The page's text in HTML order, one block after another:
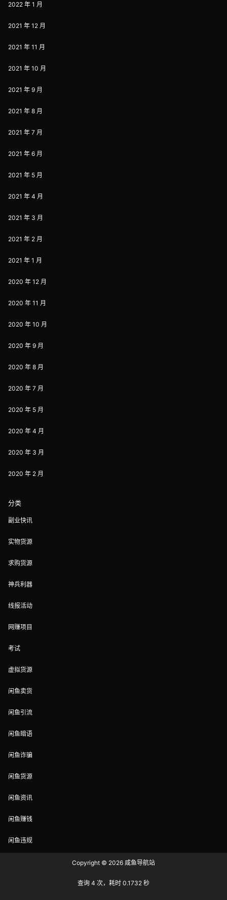
2022 年 1 月
2021 年 12 月
2021 年 11 月
2021 年 10 月
2021 年 9 月
2021 年 8 月
2021 年 7 月
2021 年 6 月
2021 年 5 月
2021 年 4 月
2021 年 3 月
2021 年 2 月
2021 年 1 月
2020 年 12 月
2020 年 11 月
2020 年 10 月
2020 年 9 月
2020 年 8 月
2020 年 7 月
2020 年 5 月
2020 年 4 月
2020 年 3 月
2020 年 2 月
分类
副业快讯
实物货源
求购货源
神兵利器
线报活动
网赚项目
考试
虚拟货源
闲鱼卖货
闲鱼引流
闲鱼暗语
闲鱼诈骗
闲鱼货源
闲鱼资讯
闲鱼赚钱
闲鱼违规
Copyright © 2026 咸鱼导航站
查询 4 次，耗时 0.1732 秒